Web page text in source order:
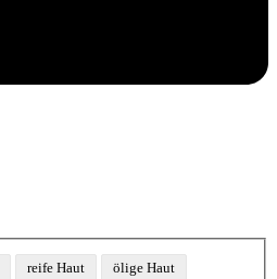
reife Haut ölige Haut